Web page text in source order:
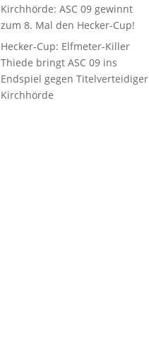
Kirchhörde: ASC 09 gewinnt
zum 8. Mal den Hecker-Cup!
Hecker-Cup: Elfmeter-Killer
Thiede bringt ASC 09 ins
Endspiel gegen Titelverteidiger
Kirchhörde